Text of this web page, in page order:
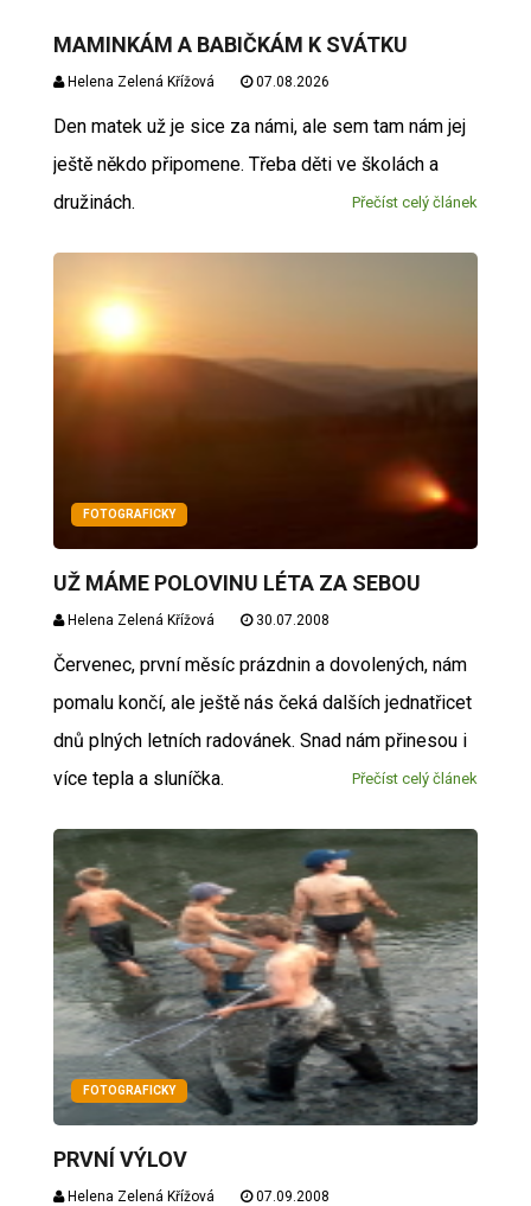
MAMINKÁM A BABIČKÁM K SVÁTKU
Helena Zelená Křížová 07.08.2026
Den matek už je sice za námi, ale sem tam nám jej
ještě někdo připomene. Třeba děti ve školách a
družinách.
Přečíst celý článek
FOTOGRAFICKY
UŽ MÁME POLOVINU LÉTA ZA SEBOU
Helena Zelená Křížová 30.07.2008
Červenec, první měsíc prázdnin a dovolených, nám
pomalu končí, ale ještě nás čeká dalších jednatřicet
dnů plných letních radovánek. Snad nám přinesou i
více tepla a sluníčka.
Přečíst celý článek
FOTOGRAFICKY
PRVNÍ VÝLOV
Helena Zelená Křížová 07.09.2008